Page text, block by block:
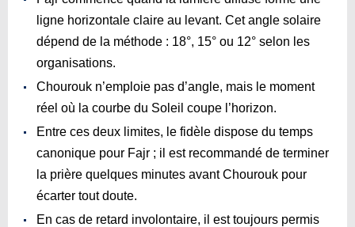
ligne horizontale claire au levant. Cet angle solaire
dépend de la méthode : 18°, 15° ou 12° selon les
organisations.
Chourouk n’emploie pas d’angle, mais le moment
réel où la courbe du Soleil coupe l’horizon.
Entre ces deux limites, le fidèle dispose du temps
canonique pour Fajr ; il est recommandé de terminer
la prière quelques minutes avant Chourouk pour
écarter tout doute.
En cas de retard involontaire, il est toujours permis